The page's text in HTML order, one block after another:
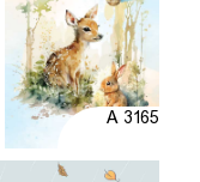
A 3165